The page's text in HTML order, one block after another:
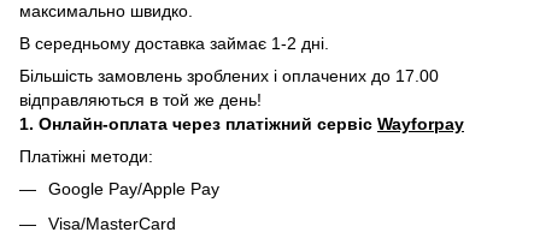
максимально швидко.
В середньому доставка займає 1-2 дні.
Більшість замовлень зроблених і оплачених до 17.00
відправляються в той же день!
1. Онлайн-оплата через платіжний сервіс Wayforpay
Платіжні методи:
Google Pay/Apple Pay
Visa/MasterCard